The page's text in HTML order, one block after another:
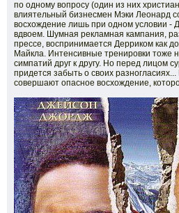
по одному вопросу (один из них
влиятельный бизнесмен Мэки Леонард
восхождение лишь при одном условии -
вдвоем. Шумная рекламная кампания,
прессе, воспринимается Дерриком как
Майкла. Интенсивные тренировки тоже
симпатий друг к другу. Но перед лицом
придется забыть о своих
совершают опасное восхождение,